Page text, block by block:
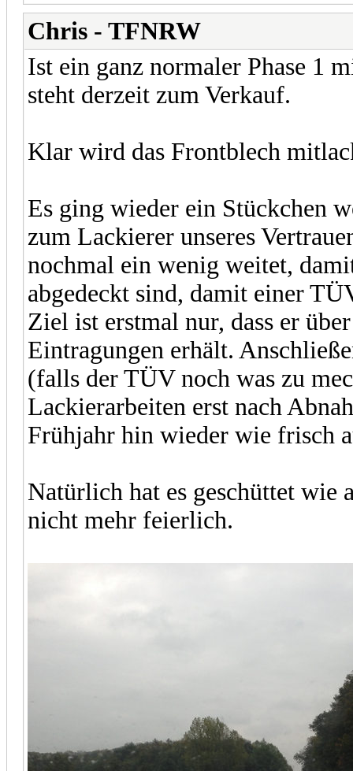
Chris - TFNRW
Ist ein ganz normaler Phase 1
steht derzeit zum Verkauf.
Klar wird das Frontblech
Es ging wieder ein Stückchen
zum Lackierer unseres
nochmal ein wenig weitet,
abgedeckt sind, damit einer
Ziel ist erstmal nur, dass er
Eintragungen erhält.
(falls der TÜV noch was zu
Lackierarbeiten erst nach
Frühjahr hin wieder wie frisch
Natürlich hat es geschüttet wie
nicht mehr feierlich.